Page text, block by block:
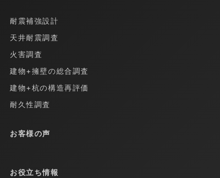
耐震補強設計
天井耐震調査
火害調査
建物+擁壁の総合調査
建物+杭の構造再評価
耐久性調査
お客様の声
お役立ち情報